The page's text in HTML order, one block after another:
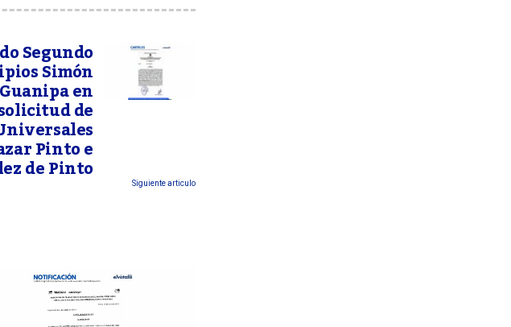
Segundo
Simón
en
de
Pinto e
de Pinto Siguiente articulo